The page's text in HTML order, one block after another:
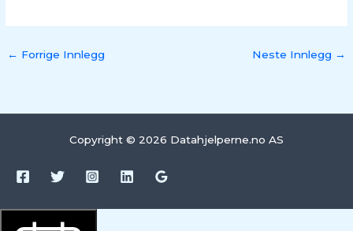
← Forrige Innlegg Neste Innlegg →
Copyright © 2026 Datahjelperne.no AS